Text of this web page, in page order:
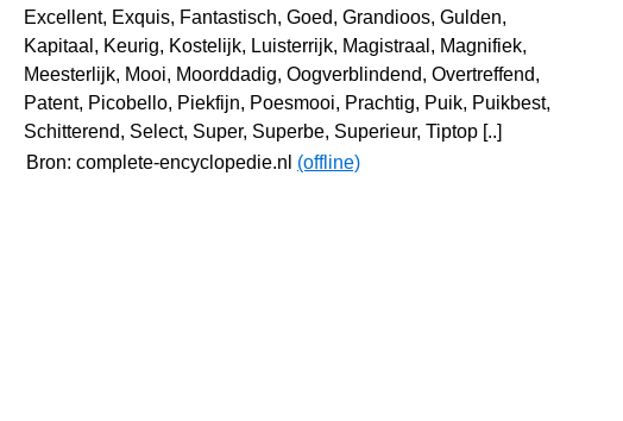
Excellent, Exquis, Fantastisch, Goed, Grandioos, Gulden,
Kapitaal, Keurig, Kostelijk, Luisterrijk, Magistraal, Magnifiek,
Meesterlijk, Mooi, Moorddadig, Oogverblindend, Overtreffend,
Patent, Picobello, Piekfijn, Poesmooi, Prachtig, Puik, Puikbest,
Schitterend, Select, Super, Superbe, Superieur, Tiptop [..]
Bron: complete-encyclopedie.nl (offline)